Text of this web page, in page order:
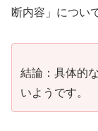
断内容」につい
結論：具体的
いようです。